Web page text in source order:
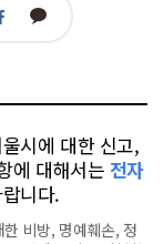
카
시에 대한 신고,
에 대해서는 전자
니다.
비방, 명예훼손, 정